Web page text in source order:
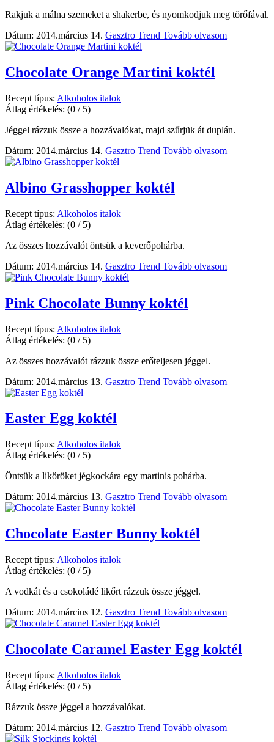
Rakjuk a málna szemeket a shakerbe, és nyomkodjuk meg törőfával.
Dátum: 2014.március 14. Gasztro Trend Tovább olvasom
Chocolate Orange Martini koktél
Recept típus: Alkoholos italok
Átlag értékelés: (0 / 5)
Jéggel rázzuk össze a hozzávalókat, majd szűrjük át duplán.
Dátum: 2014.március 14. Gasztro Trend Tovább olvasom
Albino Grasshopper koktél
Recept típus: Alkoholos italok
Átlag értékelés: (0 / 5)
Az összes hozzávalót öntsük a keverőpohárba.
Dátum: 2014.március 14. Gasztro Trend Tovább olvasom
Pink Chocolate Bunny koktél
Recept típus: Alkoholos italok
Átlag értékelés: (0 / 5)
Az összes hozzávalót rázzuk össze erőteljesen jéggel.
Dátum: 2014.március 13. Gasztro Trend Tovább olvasom
Easter Egg koktél
Recept típus: Alkoholos italok
Átlag értékelés: (0 / 5)
Öntsük a likőröket jégkockára egy martinis pohárba.
Dátum: 2014.március 13. Gasztro Trend Tovább olvasom
Chocolate Easter Bunny koktél
Recept típus: Alkoholos italok
Átlag értékelés: (0 / 5)
A vodkát és a csokoládé likőrt rázzuk össze jéggel.
Dátum: 2014.március 12. Gasztro Trend Tovább olvasom
Chocolate Caramel Easter Egg koktél
Recept típus: Alkoholos italok
Átlag értékelés: (0 / 5)
Rázzuk össze jéggel a hozzávalókat.
Dátum: 2014.március 12. Gasztro Trend Tovább olvasom